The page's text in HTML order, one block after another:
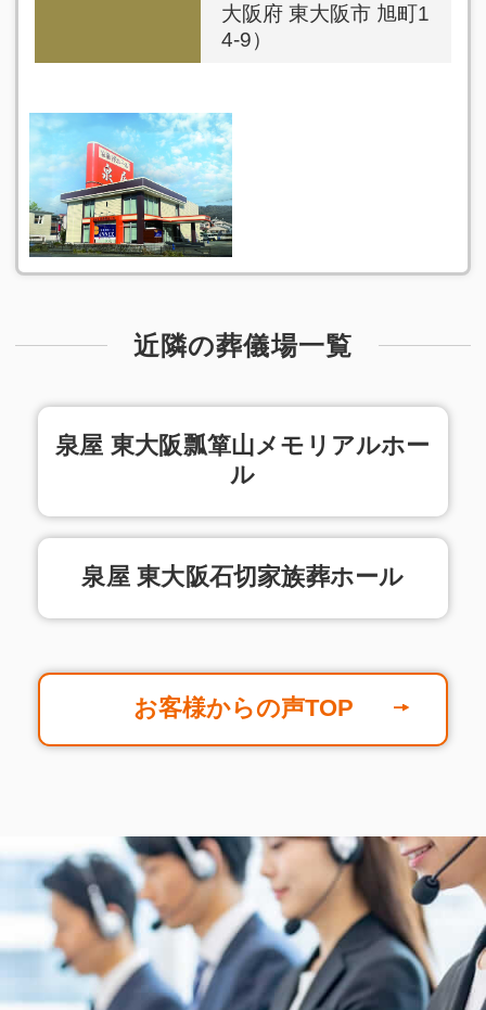
大阪府 東大阪市 旭町1
4-9）
近隣の葬儀場一覧
泉屋 東大阪瓢箪山メモリアルホー
ル
泉屋 東大阪石切家族葬ホール
お客様からの声TOP